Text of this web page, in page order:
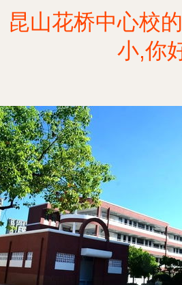
昆山花桥中心校
小,你